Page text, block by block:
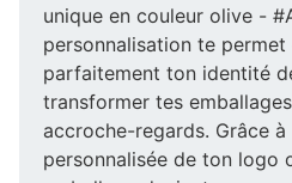
unique en couleur olive -
personnalisation te
parfaitement ton identité
transformer tes
accroche-regards. Grâce
personnalisée de ton logo